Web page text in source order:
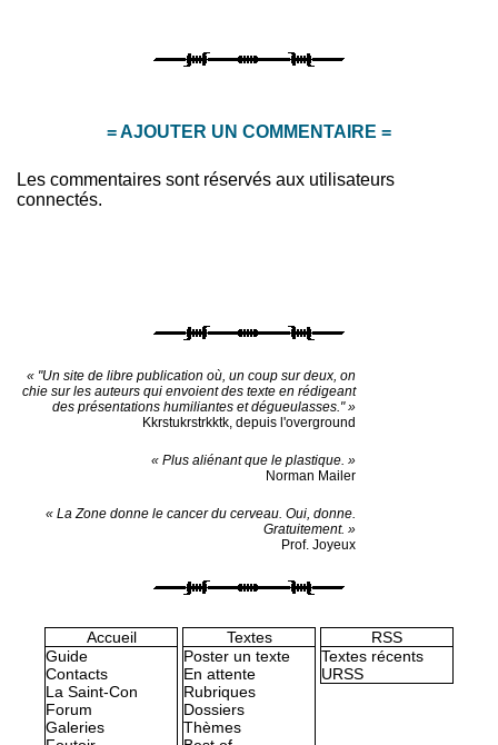
= AJOUTER UN COMMENTAIRE =
Les commentaires sont réservés aux utilisateurs
connectés.
« "Un site de libre publication où, un coup sur deux, on
chie sur les auteurs qui envoient des texte en rédigeant
des présentations humiliantes et dégueulasses." »
Kkrstukrstrkktk, depuis l'overground
« Plus aliénant que le plastique. »
Norman Mailer
« La Zone donne le cancer du cerveau. Oui, donne.
Gratuitement. »
Prof. Joyeux
Accueil
Guide
Contacts
La Saint-Con
Forum
Galeries
Textes
Poster un texte
En attente
Rubriques
Dossiers
Thèmes
RSS
Textes récents
URSS